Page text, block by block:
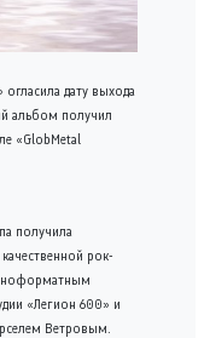
огласила дату выхода
альбом получил
«GlobMetal
получила
рок-
«Легион 600» и
Ветровым.